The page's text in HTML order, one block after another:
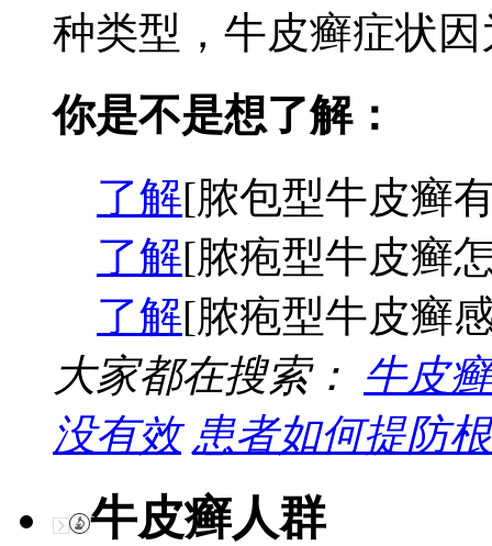
种类型，牛皮癣症状
你是不是想了解：
了解[脓包型牛皮癣
了解[脓疱型牛皮癣
了解[脓疱型牛皮癣
大家都在搜索： 牛皮
没有效 患者如何提防
牛皮癣人群